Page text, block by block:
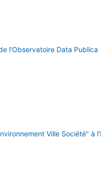
l'Observatoire Data Publica
Ville Société" à